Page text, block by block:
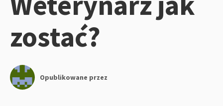
zostać?
Opublikowane przez